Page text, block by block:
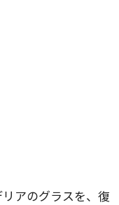
アのグラスを、復